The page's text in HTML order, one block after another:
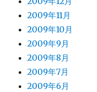
2009年11月
2009年10月
2009年9月
2009年8月
2009年7月
2009年6月